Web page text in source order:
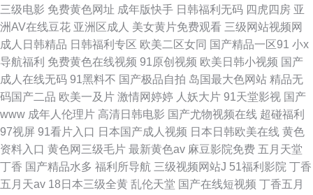
三级电影 免费黄色网址 成年版快手 日韩福利无码 四虎四房 亚
洲AV在线豆花 亚洲区成人 美女黄片免费观看 三级网站视频网
成人日韩精品 日韩福利专区 欧美二区女同 国产精品一区91 小x
导航福利 免费黄色在线视频 91原创视频 欧美日韩小视频 国产
成人在线无码 91黑料不 国产极品自拍 岛国最大色网站 精品无
码国产二品 欧美一及片 激情网婷婷 人妖大片 91天堂影视 国产
www 成年人伦理片 高清日韩电影 国产尤物视频在线 超碰福利
97视屏 91看片入口 日本国产成人视频 日本日韩欧美在线 黄色
资料入口 黄色网三级毛片 最新黄色av 麻豆影院免费 五月天堂
丁香 国产精品水多 福利所导航 三级视频网站J 51福利影院 丁香
五月天av 18日本三级全黄 乱伦天堂 国产在线短视频 丁香五月